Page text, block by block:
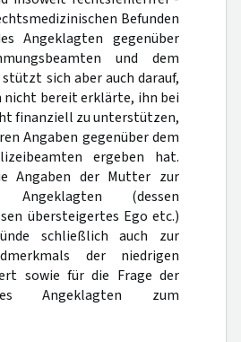
Befunden
Angeklagten gegenüber
und dem
sich aber auch darauf,
nicht bereit erklärte, ihn bei
finanziell zu unterstützen,
Angaben gegenüber dem
ergeben hat.
Angaben der Mutter zur
(dessen
übersteigertes Ego etc.)
schließlich auch zur
der niedrigen
sowie für die Frage der
Angeklagten zum